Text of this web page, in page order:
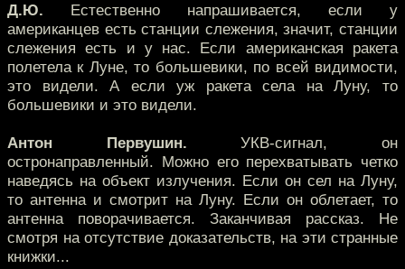
Д.Ю. Естественно напрашивается, если у
американцев есть станции слежения, значит, станции
слежения есть и у нас. Если американская ракета
полетела к Луне, то большевики, по всей видимости,
это видели. А если уж ракета села на Луну, то
большевики и это видели.
Антон Первушин. УКВ-сигнал, он
остронаправленный. Можно его перехватывать четко
наведясь на объект излучения. Если он сел на Луну,
то антенна и смотрит на Луну. Если он облетает, то
антенна поворачивается. Заканчивая рассказ. Не
смотря на отсутствие доказательств, на эти странные
книжки...